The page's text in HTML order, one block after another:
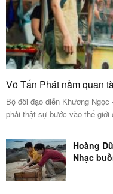
Võ Tấn Phát nằm quan
Bộ đôi đạo diễn Khương
phải thật sự bước vào thế giới
Hoàng
Nhạc